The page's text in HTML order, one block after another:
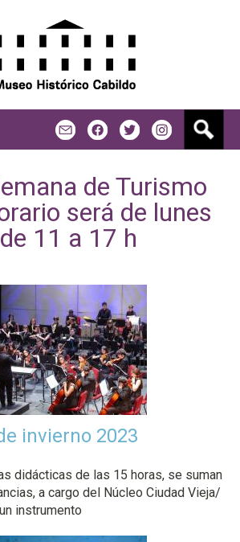
de Turismo
será de lunes
11 a 17 h
invierno 2023
didácticas de las 15 horas, se suman
a cargo del Núcleo Ciudad Vieja/
instrumento
s
a
r